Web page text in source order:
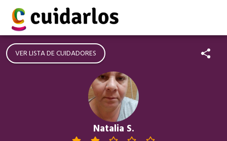
VER LISTA DE CUIDADORES
Natalia S.